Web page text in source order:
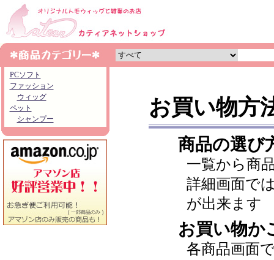
PCソフト
ファッション
ウィッグ
ペット
シャンプー
お買い物方
商品の選び
一覧から商
詳細画面で
が出来ます
お買い物か
各商品画面